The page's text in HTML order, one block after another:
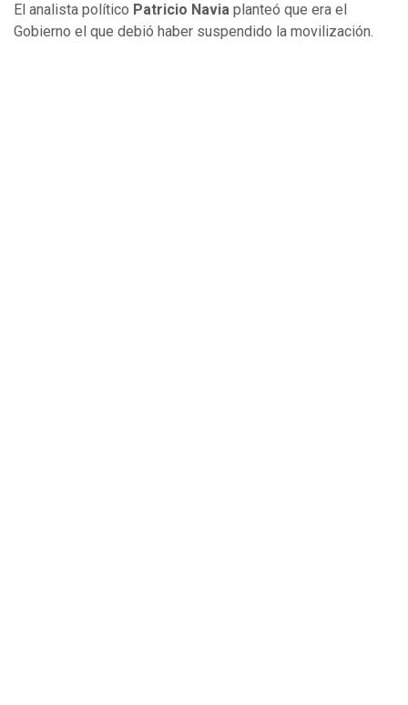
El analista político Patricio Navia planteó que era el
Gobierno el que debió haber suspendido la movilización.